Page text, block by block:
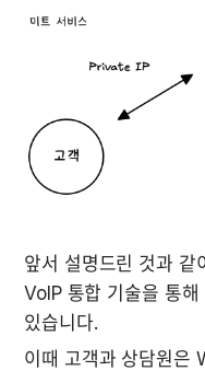
앞서 설명드린 것과
VoIP 통합 기술을 통
있습니다.
이때 고객과 상담원은